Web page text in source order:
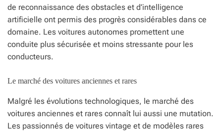
de reconnaissance des obstacles et d’intelligence
artificielle ont permis des progrès considérables dans ce
domaine. Les voitures autonomes promettent une
conduite plus sécurisée et moins stressante pour les
conducteurs.
Le marché des voitures anciennes et rares
Malgré les évolutions technologiques, le marché des
voitures anciennes et rares connaît lui aussi une mutation.
Les passionnés de voitures vintage et de modèles rares